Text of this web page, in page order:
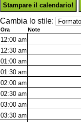
Stampare il calendario!
Cambia lo stile:
Ora Note
12:00 am
12:30 am
01:00 am
01:30 am
02:00 am
02:30 am
03:00 am
03:30 am